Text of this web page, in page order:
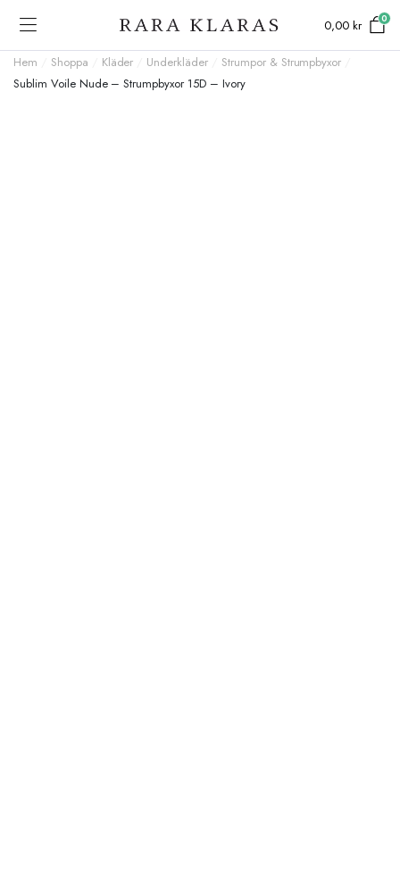
0,00kr 0
Hem Shoppa Kläder Underkläder Strumpor & Strumpbyxor
Sublim Voile Nude – Strumpbyxor 15D – Ivory